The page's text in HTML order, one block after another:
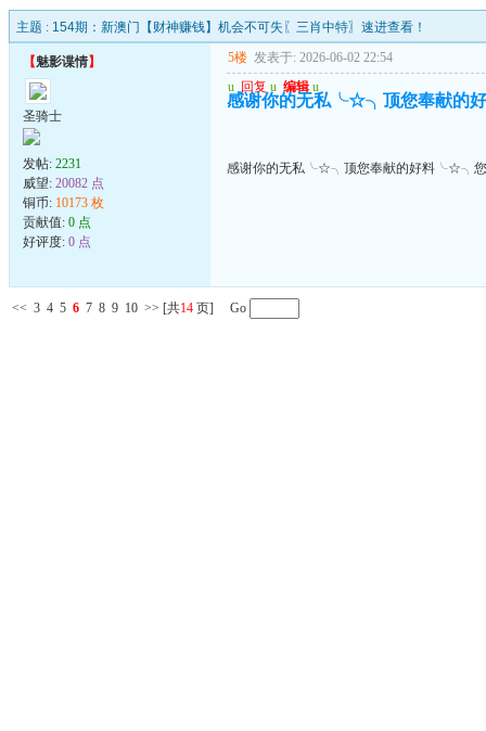
主题 : 154期：新澳门【财神赚钱】机会不可失〖三肖中特〗速进查看！
【魅影谍情】
圣骑士
发帖: 2231
威望: 20082 点
铜币: 10173 枚
贡献值: 0 点
好评度: 0 点
5楼 发表于: 2026-06-02 22:54
u 回复 u 编辑 u
感谢你的无私╰☆╮顶您奉献
感谢你的无私╰☆╮顶您奉献的好料
<< 3 4 5 6 7 8 9 10 >> [共14 页] Go